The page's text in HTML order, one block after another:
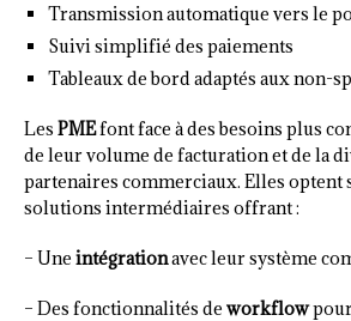
Transmission automatique vers le
Suivi simplifié des paiements
Tableaux de bord adaptés aux non-
Les PMEfont face à des besoins plus
de leur volume de facturation et de la
partenaires commerciaux. Elles optent
solutions intermédiaires offrant :
– Une intégrationavec leur système
– Des fonctionnalités de workflow